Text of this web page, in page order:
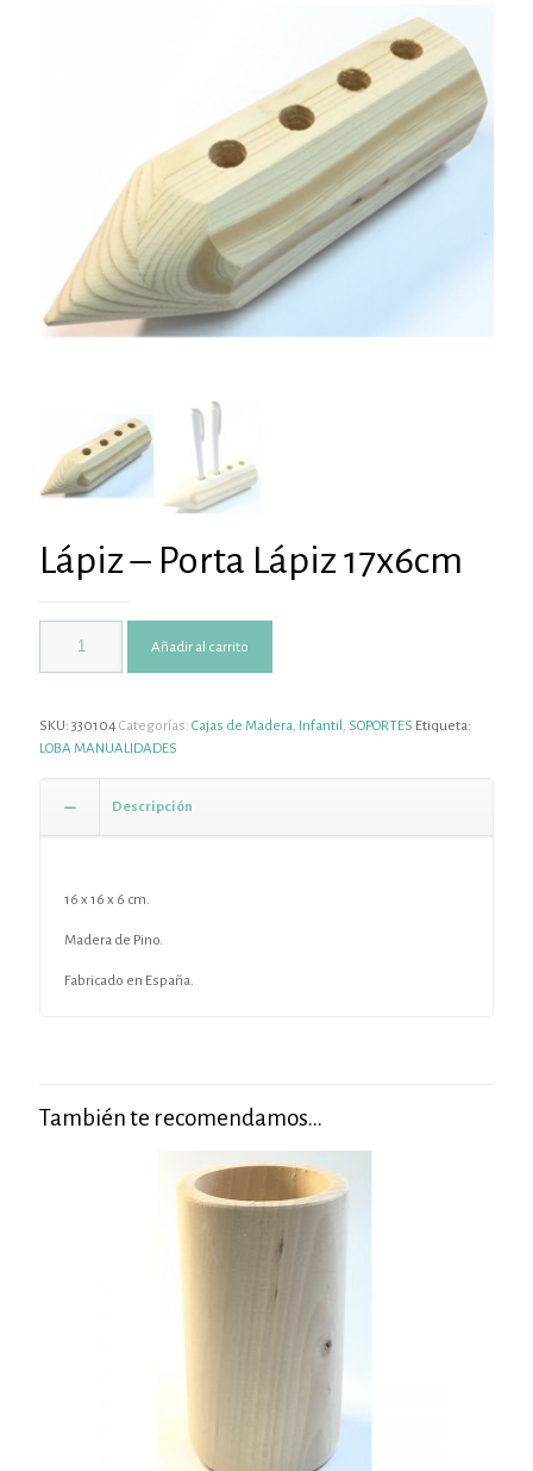
Lápiz – Porta Lápiz 17x6cm
Añadir al carrito
SKU: 330104Categorías: Cajas de Madera Infantil SOPORTES Etiqueta:
LOBA MANUALIDADES
Descripción
16 x 16 x 6 cm.
Madera de Pino.
Fabricado en España.
También te recomendamos…